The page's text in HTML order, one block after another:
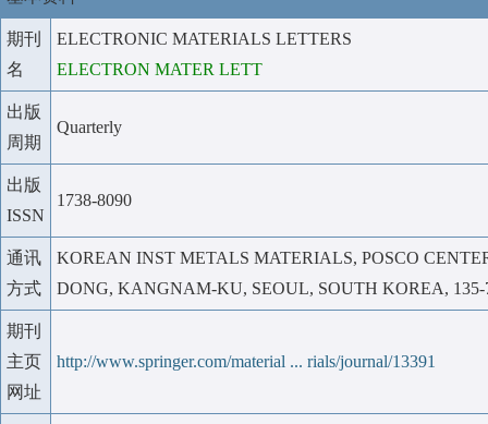
期刊
名
ELECTRONIC MATERIALS LETTERS
ELECTRON MATER LETT
出版
周期
Quarterly
出版
ISSN
1738-8090
通讯
方式
KOREAN INST METALS MATERIALS, POSCO
DONG, KANGNAM-KU, SEOUL, SOUTH KOREA, 135-
期刊
主页
网址
http://www.springer.com/material ... rials/journal/13391